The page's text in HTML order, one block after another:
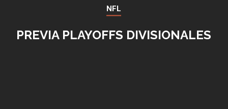
NFL
PREVIA PLAYOFFS DIVISIONALES